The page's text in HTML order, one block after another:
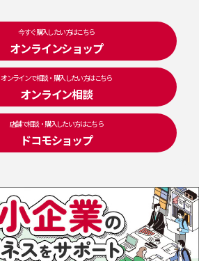
今すぐ購入したい方はこちら
オンラインショップ
オンラインで相談・購入したい方はこちら
オンライン相談
店舗で相談・購入したい方はこちら
ドコモショップ